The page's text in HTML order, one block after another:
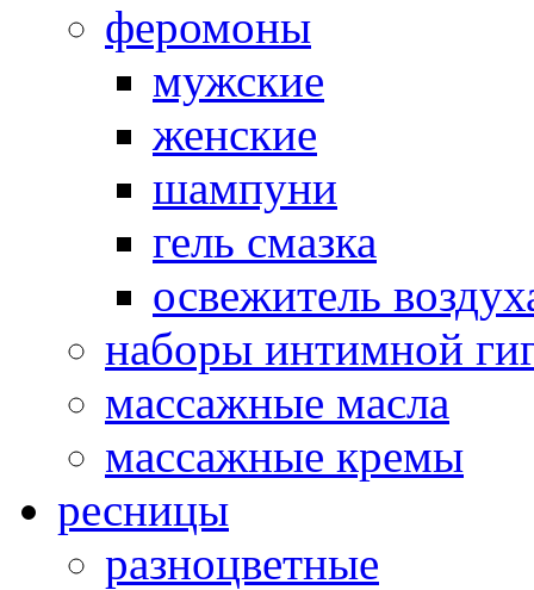
феромоны
мужские
женские
шампуни
гель смазка
освежитель
наборы интимной
массажные масла
массажные кремы
ресницы
разноцветные